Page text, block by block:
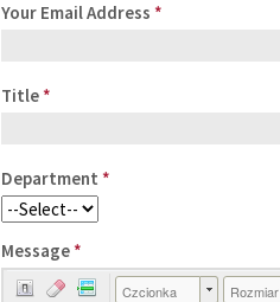
Your Email Address *
Title *
Department *
Message *
Czcionka Rozmiar